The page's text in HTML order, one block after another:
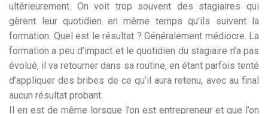
ultérieurement. On voit trop souvent des stagiaires qui
gèrent leur quotidien en même temps qu’ils suivent la
formation. Quel est le résultat ? Généralement médiocre. La
formation a peu d’impact et le quotidien du stagiaire n’a pas
évolué, il va retourner dans sa routine, en étant parfois tenté
d’appliquer des bribes de ce qu’il aura retenu, avec au final
aucun résultat probant.
Il en est de même lorsque l’on est entrepreneur et que l’on